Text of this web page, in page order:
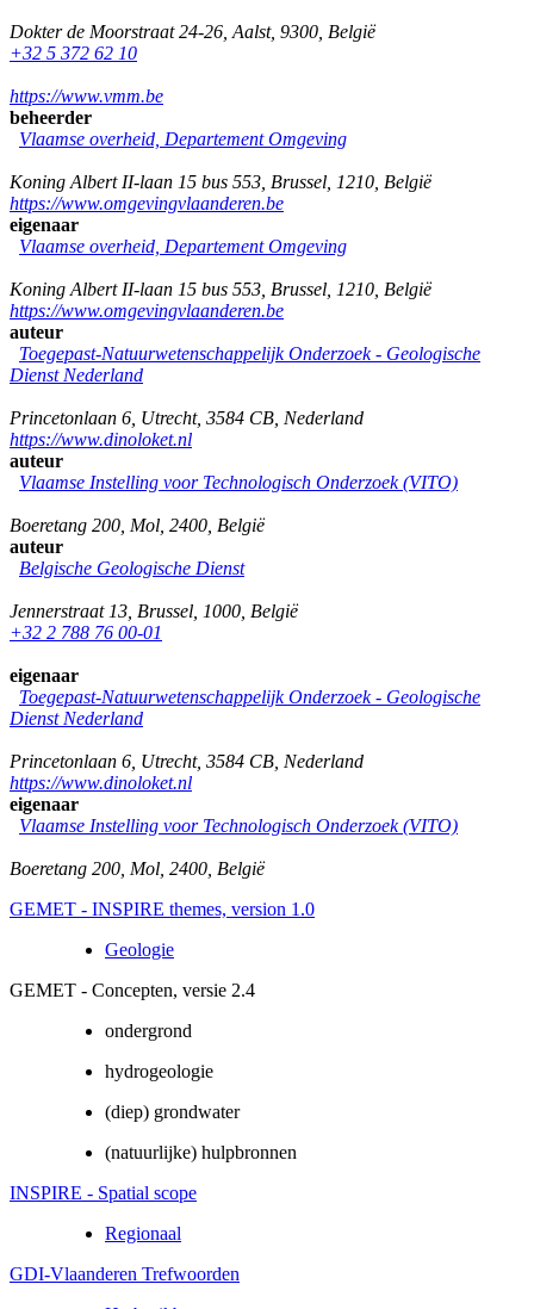
Dokter de Moorstraat 24-26 Aalst, 9300 België
+32 5 372 62 10
https://www.vmm.be
beheerder
Vlaamse overheid, Departement Omgeving
Koning Albert II-laan 15 bus 553 Brussel 1210 België
https://www.omgevingvlaanderen.be
eigenaar
Vlaamse overheid, Departement Omgeving
Koning Albert II-laan 15 bus 553 Brussel 1210 België
https://www.omgevingvlaanderen.be
auteur
Toegepast-Natuurwetenschappelijk Onderzoek - Geologische
Dienst Nederland
Princetonlaan 6 Utrecht, 3584 CB Nederland
https://www.dinoloket.nl
auteur
Vlaamse Instelling voor Technologisch Onderzoek (VITO)
Boeretang 200 Mol 2400 België
auteur
Belgische Geologische Dienst
Jennerstraat 13 Brussel 1000 België
+32 2 788 76 00-01
eigenaar
Toegepast-Natuurwetenschappelijk Onderzoek - Geologische
Dienst Nederland
Princetonlaan 6 Utrecht, 3584 CB Nederland
https://www.dinoloket.nl
eigenaar
Vlaamse Instelling voor Technologisch Onderzoek (VITO)
Boeretang 200 Mol 2400 België
GEMET - INSPIRE themes, version 1.0
Geologie
GEMET - Concepten, versie 2.4
ondergrond
hydrogeologie
(diep) grondwater
(natuurlijke) hulpbronnen
INSPIRE - Spatial scope
Regionaal
GDI-Vlaanderen Trefwoorden